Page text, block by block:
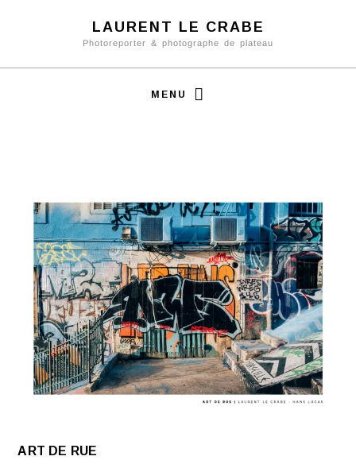
LAURENT LE CRABE
Photoreporter & photographe de plateau
MENU
ART DE RUE